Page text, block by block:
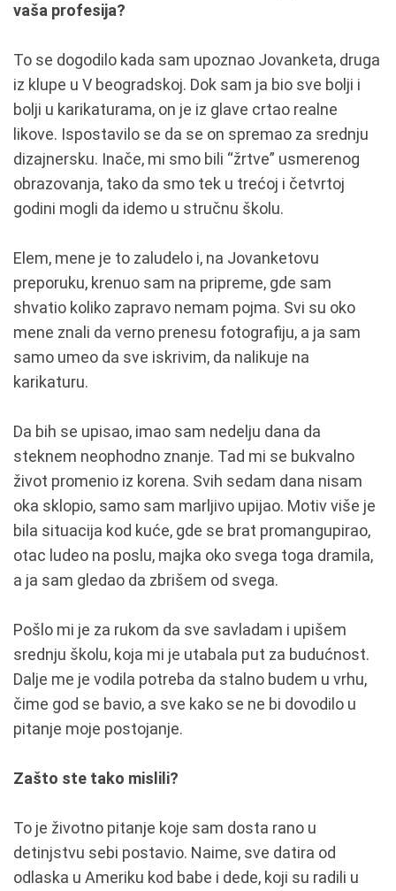
vaša profesija?
To se dogodilo kada sam upoznao Jovanketa, druga
iz klupe u V beogradskoj. Dok sam ja bio sve bolji i
bolji u karikaturama, on je iz glave crtao realne
likove. Ispostavilo se da se on spremao za srednju
dizajnersku. Inače, mi smo bili “žrtve” usmerenog
obrazovanja, tako da smo tek u trećoj i četvrtoj
godini mogli da idemo u stručnu školu.
Elem, mene je to zaludelo i, na Jovanketovu
preporuku, krenuo sam na pripreme, gde sam
shvatio koliko zapravo nemam pojma. Svi su oko
mene znali da verno prenesu fotografiju, a ja sam
samo umeo da sve iskrivim, da nalikuje na
karikaturu.
Da bih se upisao, imao sam nedelju dana da
steknem neophodno znanje. Tad mi se bukvalno
život promenio iz korena. Svih sedam dana nisam
oka sklopio, samo sam marljivo upijao. Motiv više je
bila situacija kod kuće, gde se brat promangupirao,
otac ludeo na poslu, majka oko svega toga dramila,
a ja sam gledao da zbrišem od svega.
Pošlo mi je za rukom da sve savladam i upišem
srednju školu, koja mi je utabala put za budućnost.
Dalje me je vodila potreba da stalno budem u vrhu,
čime god se bavio, a sve kako se ne bi dovodilo u
pitanje moje postojanje.
Zašto ste tako mislili?
To je životno pitanje koje sam dosta rano u
detinjstvu sebi postavio. Naime, sve datira od
odlaska u Ameriku kod babe i dede, koji su radili u